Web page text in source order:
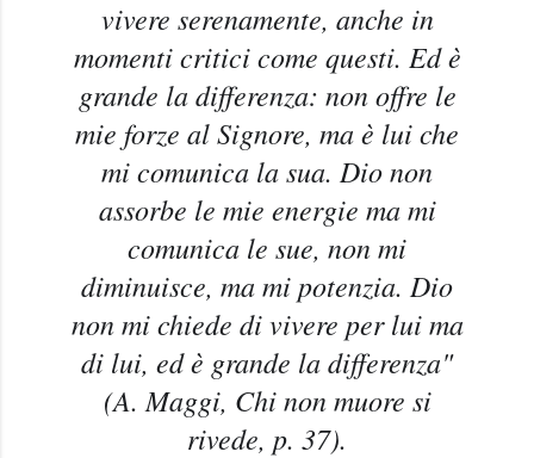
vivere serenamente, anche in
momenti critici come questi. Ed è
grande la differenza: non offre le
mie forze al Signore, ma è lui che
mi comunica la sua. Dio non
assorbe le mie energie ma mi
comunica le sue, non mi
diminuisce, ma mi potenzia. Dio
non mi chiede di vivere per lui ma
di lui, ed è grande la differenza"
(A. Maggi, Chi non muore si
rivede, p. 37).